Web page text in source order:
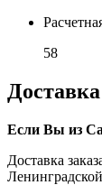
58
Доставка
Если Вы из
Доставка